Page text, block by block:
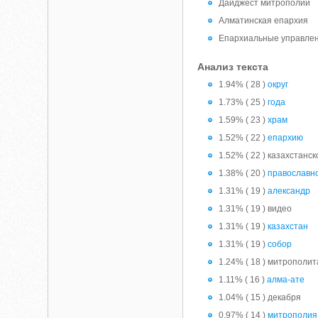
Дайджест митрополии
Алматинская епархия
Епархиальные
Анализ текста
1.94% ( 28 )округ
1.73% ( 25 )года
1.59% ( 23 )храм
1.52% ( 22 )епархию
1.52% ( 22 )
1.38% ( 20 )
1.31% ( 19 )александр
1.31% ( 19 ) видео
1.31% ( 19 )казахстан
1.31% ( 19 )собор
1.24% ( 18 )
1.11% ( 16 )алма-ате
1.04% ( 15 ) декабря
0.97% ( 14 )митрополия